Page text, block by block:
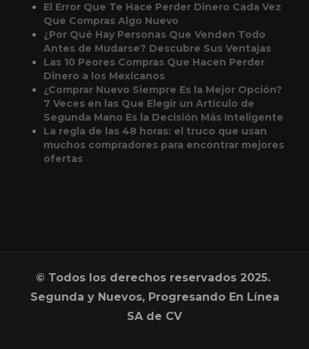
El Error Que Te Hace Perder Dinero Cada Vez
Que Compras Algo Nuevo
¿Por Qué Hay Personas Que Venden Todo
Antes de Mudarse? Descubre Sus Ventajas
Las 10 Peores Compras Que Hacen Perder
Dinero a los Mexicanos
¿Comprar Nuevo Siempre Es la Mejor Opción?
7 Veces en las Que Elegir un Artículo de
Segunda Mano Es la Decisión Más Inteligente
La regla de las 48 horas: el truco que usan
muchos compradores para encontrar mejores
ofertas
© Todos los derechos reservados 2025.
Segunda y Nuevos, Progresando En Línea
SA de CV